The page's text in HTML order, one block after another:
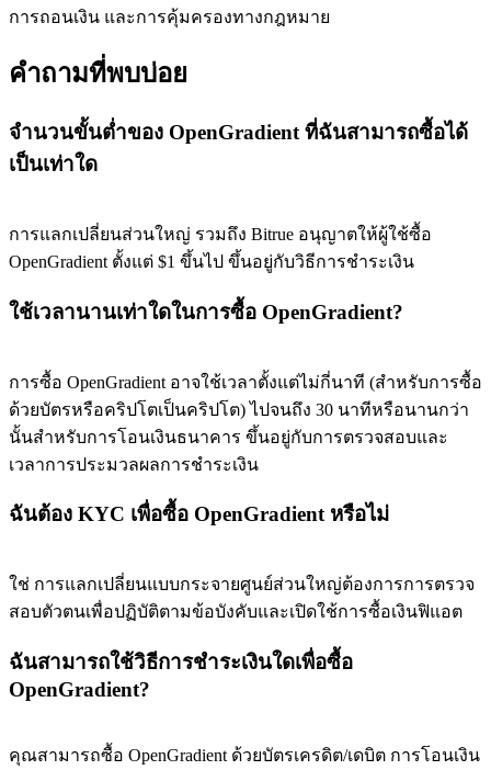
การถอนเงิน และการคุ้มครองทางกฎหมาย
คำถามที่พบบ่อย
จำนวนขั้นต่ำของ OpenGradient ที่ฉันสามารถซื้อได้
เป็นเท่าใด
การแลกเปลี่ยนส่วนใหญ่ รวมถึง Bitrue อนุญาตให้ผู้ใช้ซื้อ
OpenGradient ตั้งแต่ $1 ขึ้นไป ขึ้นอยู่กับวิธีการชำระเงิน
ใช้เวลานานเท่าใดในการซื้อ OpenGradient?
การซื้อ OpenGradient อาจใช้เวลาตั้งแต่ไม่กี่นาที (สำหรับการซื้อ
ด้วยบัตรหรือคริปโตเป็นคริปโต) ไปจนถึง 30 นาทีหรือนานกว่า
นั้นสำหรับการโอนเงินธนาคาร ขึ้นอยู่กับการตรวจสอบและ
เวลาการประมวลผลการชำระเงิน
ฉันต้อง KYC เพื่อซื้อ OpenGradient หรือไม่
ใช่ การแลกเปลี่ยนแบบกระจายศูนย์ส่วนใหญ่ต้องการการตรวจ
สอบตัวตนเพื่อปฏิบัติตามข้อบังคับและเปิดใช้การซื้อเงินฟิแอต
ฉันสามารถใช้วิธีการชำระเงินใดเพื่อซื้อ
OpenGradient?
คุณสามารถซื้อ OpenGradient ด้วยบัตรเครดิต/เดบิต การโอนเงิน